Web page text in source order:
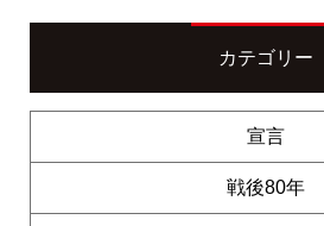
カテゴリー
宣言
戦後80年